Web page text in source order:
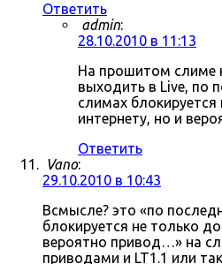
Ответить
admin:
28.10.2010 в 11:13
На прошитом слиме
выходить в Live, по
слимах
интернету, но и
Ответить
Vano:
29.10.2010 в 10:43
Всмысле? это «по
блокируется не только
вероятно привод…» на
приводами и LT1.1 или